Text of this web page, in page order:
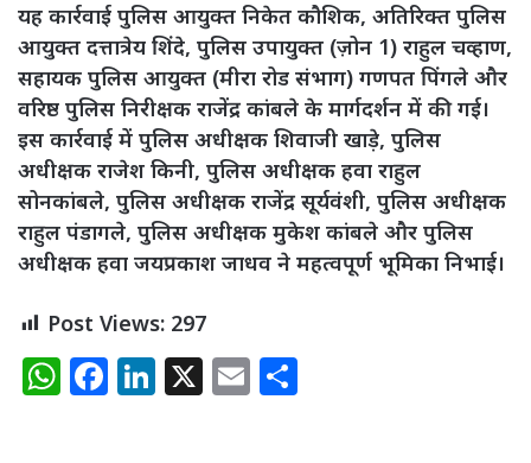
यह कार्रवाई पुलिस आयुक्त निकेत कौशिक, अतिरिक्त पुलिस
आयुक्त दत्तात्रेय शिंदे, पुलिस उपायुक्त (ज़ोन 1) राहुल चव्हाण,
सहायक पुलिस आयुक्त (मीरा रोड संभाग) गणपत पिंगले और
वरिष्ठ पुलिस निरीक्षक राजेंद्र कांबले के मार्गदर्शन में की गई।
इस कार्रवाई में पुलिस अधीक्षक शिवाजी खाड़े, पुलिस
अधीक्षक राजेश किनी, पुलिस अधीक्षक हवा राहुल
सोनकांबले, पुलिस अधीक्षक राजेंद्र सूर्यवंशी, पुलिस अधीक्षक
राहुल पंडागले, पुलिस अधीक्षक मुकेश कांबले और पुलिस
अधीक्षक हवा जयप्रकाश जाधव ने महत्वपूर्ण भूमिका निभाई।
Post Views: 297
W F Li X E